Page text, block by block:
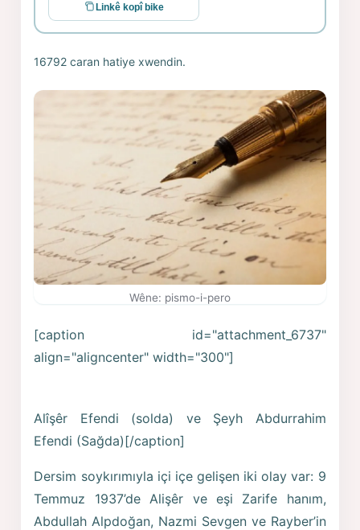
Linkê kopî bike
16792 caran hatiye xwendin.
Wêne: pismo-i-pero
[caption id="attachment_6737"
align="aligncenter" width="300"]
Alîşêr Efendi (solda) ve Şeyh Abdurrahim
Efendi (Sağda)[/caption]
Dersim soykırımıyla içi içe gelişen iki olay var: 9
Temmuz 1937’de Alişêr ve eşi Zarife hanım,
Abdullah Alpdoğan, Nazmi Sevgen ve Rayber’in